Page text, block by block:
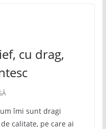
cu drag,
îmi sunt dragi
calitate, pe care ai